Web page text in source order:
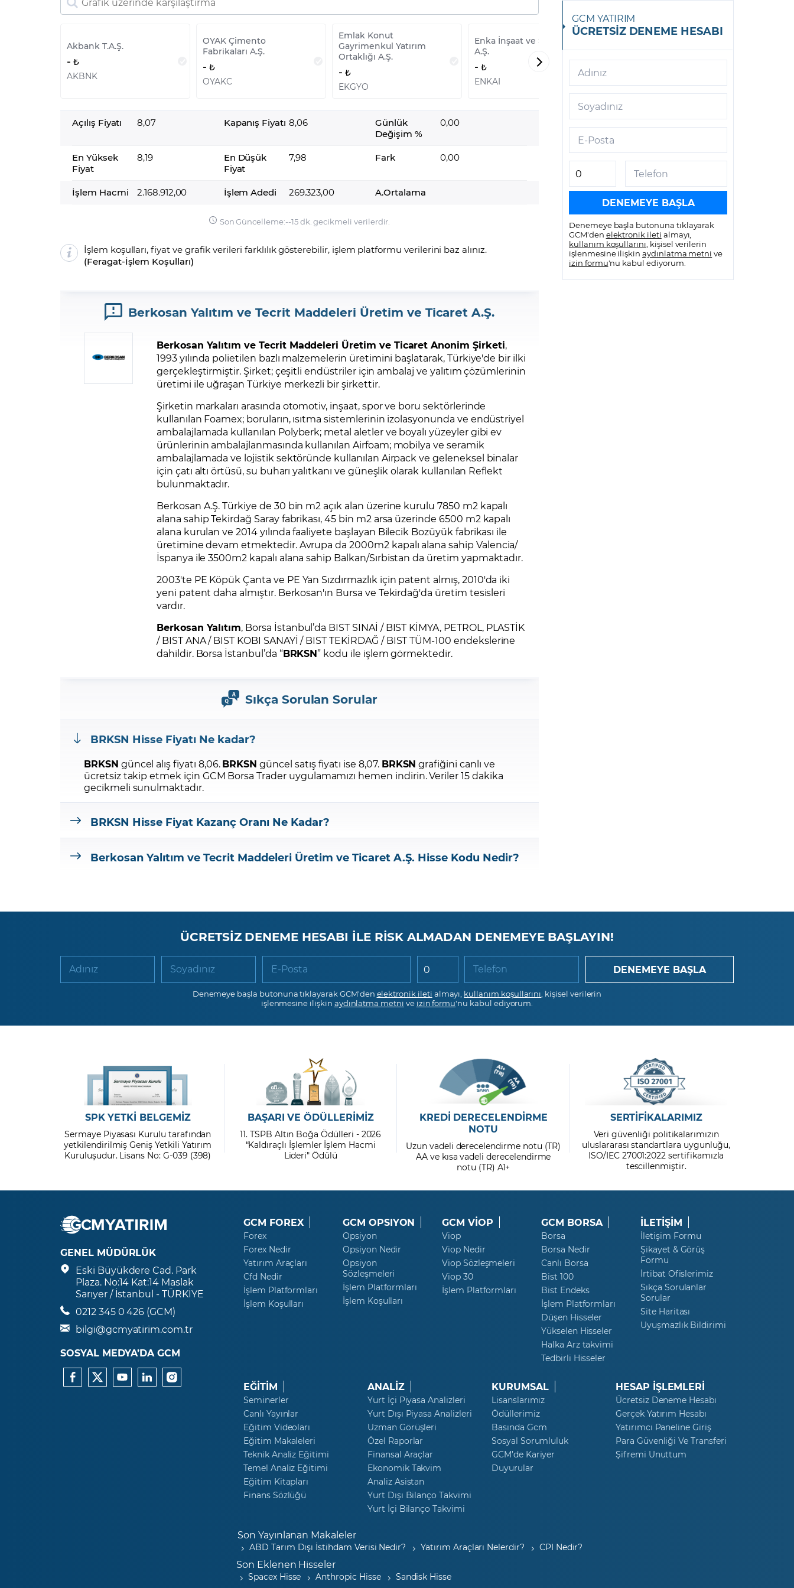
Akbank T.A.Ş.
-
AKBNK
OYAK Çimento
Fabrikaları A.Ş.
-
OYAKC
Emlak Konut
Gayrimenkul Yatırım
Ortaklığı A.Ş.
-
EKGYO
Enka İnşaat ve Sanayi
A.Ş.
-
ENKAI
Hizmetleri A.Ş.
Açılış Fiyatı 8,07 Kapanış Fiyatı 8,06
Günlük
Değişim %
0,00
En Yüksek
Fiyat
8,19
En Düşük
Fiyat
7,98 Fark 0,00
İşlem Hacmi 2.168.912,00 İşlem Adedi 269.323,00 A.Ortalama
Son Güncelleme:--15 dk. gecikmeli verilerdir.
İşlem koşulları, fiyat ve grafik verileri farklılık gösterebilir, işlem platformu verilerini baz alınız.
(Feragat-İşlem Koşulları)
Berkosan Yalıtım ve Tecrit Maddeleri Üretim ve Ticaret A.Ş.
Berkosan Yalıtım ve Tecrit Maddeleri Üretim ve Ticaret Anonim Şirketi,
1993 yılında polietilen bazlı malzemelerin üretimini başlatarak, Türkiye'de bir ilki
gerçekleştirmiştir. Şirket; çeşitli endüstriler için ambalaj ve yalıtım çözümlerinin
üretimi ile uğraşan Türkiye merkezli bir şirkettir.
Şirketin markaları arasında otomotiv, inşaat, spor ve boru sektörlerinde
kullanılan Foamex; boruların, ısıtma sistemlerinin izolasyonunda ve endüstriyel
ambalajlamada kullanılan Polyberk; metal aletler ve boyalı yüzeyler gibi ev
ürünlerinin ambalajlanmasında kullanılan Airfoam; mobilya ve seramik
ambalajlamada ve lojistik sektöründe kullanılan Airpack ve geleneksel binalar
için çatı altı örtüsü, su buharı yalıtkanı ve güneşlik olarak kullanılan Reflekt
bulunmaktadır.
Berkosan A.Ş. Türkiye de 30 bin m2 açık alan üzerine kurulu 7850 m2 kapalı
alana sahip Tekirdağ Saray fabrikası, 45 bin m2 arsa üzerinde 6500 m2 kapalı
alana kurulan ve 2014 yılında faaliyete başlayan Bilecik Bozüyük fabrikası ile
üretimine devam etmektedir. Avrupa da 2000m2 kapalı alana sahip Valencia/
İspanya ile 3500m2 kapalı alana sahip Balkan/Sırbistan da üretim yapmaktadır.
2003'te PE Köpük Çanta ve PE Yan Sızdırmazlık için patent almış, 2010'da iki
yeni patent daha almıştır. Berkosan'ın Bursa ve Tekirdağ'da üretim tesisleri
vardır.
Berkosan Yalıtım, Borsa İstanbul’da BIST SINAİ / BIST KİMYA, PETROL, PLASTİK
/ BIST ANA / BIST KOBI SANAYİ / BIST TEKİRDAĞ / BIST TÜM-100 endekslerine
dahildir. Borsa İstanbul’da “BRKSN” kodu ile işlem görmektedir.
Sıkça Sorulan Sorular
BRKSN Hisse Fiyatı Ne kadar?
BRKSN güncel alış fiyatı 8,06.BRKSN güncel satış fiyatı ise 8,07. BRKSN grafiğini canlı ve
ücretsiz takip etmek için GCM Borsa Trader uygulamamızı hemen indirin.Veriler 15 dakika
gecikmeli sunulmaktadır.
BRKSN Hisse Fiyat Kazanç Oranı Ne Kadar?
Berkosan Yalıtım ve Tecrit Maddeleri Üretim ve Ticaret A.Ş. Hisse Kodu Nedir?
GCM YATIRIM
ÜCRETSİZ DENEME HESABI
Adınız
Soyadınız
E-Posta
Telefon
Denemeye başla butonuna tıklayarak
GCM'den elektronik ileti almayı,
kullanım koşullarını , kişisel verilerin
işlenmesine ilişkin aydınlatma metni ve
izin formu'nu kabul ediyorum.
ÜCRETSİZ DENEME HESABI İLE RİSK ALMADAN DENEMEYE BAŞLAYIN!
Adınız Soyadınız E-Posta Telefon
Denemeye başla butonuna tıklayarak GCM'den elektronik ileti almayı, kullanım koşullarını , kişisel verilerin
işlenmesine ilişkin aydınlatma metni ve izin formu'nu kabul ediyorum.
SPK YETKİ BELGEMİZ
Sermaye Piyasası Kurulu tarafından
yetkilendirilmiş Geniş Yetkili Yatırım
Kuruluşudur. Lisans No: G-039 (398)
BAŞARI VE ÖDÜLLERİMİZ
11. TSPB Altın Boğa Ödülleri - 2026
“Kaldıraçlı İşlemler İşlem Hacmi
Lideri" Ödülü
KREDİ DERECELENDİRME
NOTU
Uzun vadeli derecelendirme notu (TR)
AA ve kısa vadeli derecelendirme
notu (TR) A1+
SERTİFİKALARIMIZ
Veri güvenliği politikalarımızın
uluslararası standartlara uygunluğu,
ISO/IEC 27001:2022 sertifikamızla
tescillenmiştir.
GENEL MÜDÜRLÜK
Eski Büyükdere Cad. Park
Plaza. No:14 Kat:14 Maslak
Sarıyer / İstanbul - TÜRKİYE
0212 345 0 426 (GCM)
bilgi@gcmyatirim.com.tr
SOSYAL MEDYA’DA GCM
GCM FOREX
Forex
Forex Nedir
Yatırım Araçları
Cfd Nedir
İşlem Platformları
İşlem Koşulları
GCM OPSIYON
Opsiyon
Opsiyon Nedir
Opsiyon
Sözleşmeleri
İşlem Platformları
İşlem Koşulları
GCM VİOP
Viop
Viop Nedir
Viop Sözleşmeleri
Viop 30
İşlem Platformları
GCM BORSA
Borsa
Borsa Nedir
Canlı Borsa
Bist 100
Bist Endeks
İşlem Platformları
Düşen Hisseler
Yükselen Hisseler
Halka Arz takvimi
Tedbirli Hisseler
İLETİŞİM
İletişim Formu
Şikayet & Görüş
Formu
İrtibat Ofislerimiz
Sıkça Sorulanlar
Sorular
Site Haritası
Uyuşmazlık Bildirimi
EĞİTİM
Seminerler
Canlı Yayınlar
Eğitim Videoları
Eğitim Makaleleri
Teknik Analiz Eğitimi
Temel Analiz Eğitimi
Eğitim Kitapları
Finans Sözlüğü
ANALİZ
Yurt İçi Piyasa Analizleri
Yurt Dışı Piyasa Analizleri
Uzman Görüşleri
Özel Raporlar
Finansal Araçlar
Ekonomik Takvim
Analiz Asistan
Yurt Dışı Bilanço Takvimi
Yurt İçi Bilanço Takvimi
KURUMSAL
Lisanslarımız
Ödüllerimiz
Basında Gcm
Sosyal Sorumluluk
GCM’de Kariyer
Duyurular
HESAP İŞLEMLERİ
Ücretsiz Deneme Hesabı
Gerçek Yatırım Hesabı
Yatırımcı Paneline Giriş
Para Güvenliği Ve Transferi
Şifremi Unuttum
Son Yayınlanan Makaleler
ABD Tarım Dışı İstihdam Verisi Nedir? Yatırım Araçları Nelerdir? CPI Nedir?
Son Eklenen Hisseler
Spacex Hisse Anthropic Hisse Sandisk Hisse